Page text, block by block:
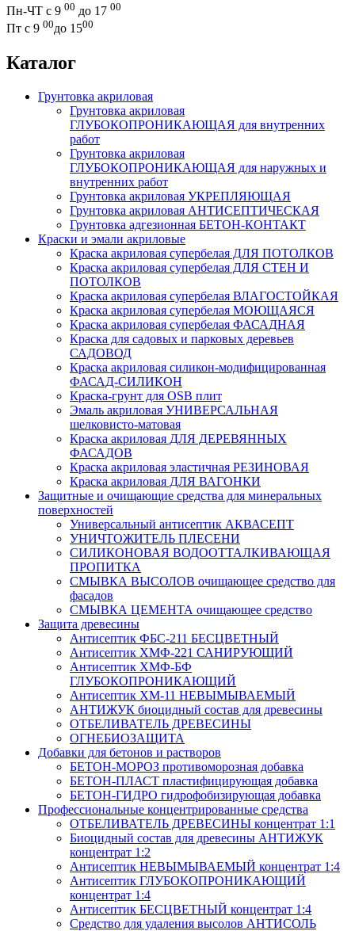
Пн-ЧТ с 9 00 до 17 00
Пт с 9 00до 1500
Каталог
Грунтовка акриловая
Грунтовка акриловая
ГЛУБОКОПРОНИКАЮЩАЯ для внутренних
работ
Грунтовка акриловая
ГЛУБОКОПРОНИКАЮЩАЯ для наружных и
внутренних работ
Грунтовка акриловая УКРЕПЛЯЮЩАЯ
Грунтовка акриловая АНТИСЕПТИЧЕСКАЯ
Грунтовка адгезионная БЕТОН-КОНТАКТ
Краски и эмали акриловые
Краска акриловая супербелая ДЛЯ ПОТОЛКОВ
Краска акриловая супербелая ДЛЯ СТЕН И
ПОТОЛКОВ
Краска акриловая супербелая ВЛАГОСТОЙКАЯ
Краска акриловая супербелая МОЮЩАЯСЯ
Краска акриловая супербелая ФАСАДНАЯ
Краска для садовых и парковых деревьев
САДОВОД
Краска акриловая силикон-модифицированная
ФАСАД-СИЛИКОН
Краска-грунт для OSB плит
Эмаль акриловая УНИВЕРСАЛЬНАЯ
шелковисто-матовая
Краска акриловая ДЛЯ ДЕРЕВЯННЫХ
ФАСАДОВ
Краска акриловая эластичная РЕЗИНОВАЯ
Краска акриловая ДЛЯ ВАГОНКИ
Защитные и очищающие средства для минеральных
поверхностей
Универсальный антисептик АКВАСЕПТ
УНИЧТОЖИТЕЛЬ ПЛЕСЕНИ
СИЛИКОНОВАЯ ВОДООТТАЛКИВАЮЩАЯ
ПРОПИТКА
СМЫВКА ВЫСОЛОВ очищающее средство для
фасадов
СМЫВКА ЦЕМЕНТА очищающее средство
Защита древесины
Антисептик ФБС-211 БЕСЦВЕТНЫЙ
Антисептик ХМФ-221 САНИРУЮЩИЙ
Антисептик ХМФ-БФ
ГЛУБОКОПРОНИКАЮЩИЙ
Антисептик ХМ-11 НЕВЫМЫВАЕМЫЙ
АНТИЖУК биоцидный состав для древесины
ОТБЕЛИВАТЕЛЬ ДРЕВЕСИНЫ
ОГНЕБИОЗАЩИТА
Добавки для бетонов и растворов
БЕТОН-МОРОЗ противоморозная добавка
БЕТОН-ПЛАСТ пластифицирующая добавка
БЕТОН-ГИДРО гидрофобизирующая добавка
Профессиональные концентрированные средства
ОТБЕЛИВАТЕЛЬ ДРЕВЕСИНЫ концентрат 1:1
Биоцидный состав для древесины АНТИЖУК
концентрат 1:2
Антисептик НЕВЫМЫВАЕМЫЙ концентрат 1:4
Антисептик ГЛУБОКОПРОНИКАЮЩИЙ
концентрат 1:4
Антисептик БЕСЦВЕТНЫЙ концентрат 1:4
Средство для удаления высолов АНТИСОЛЬ